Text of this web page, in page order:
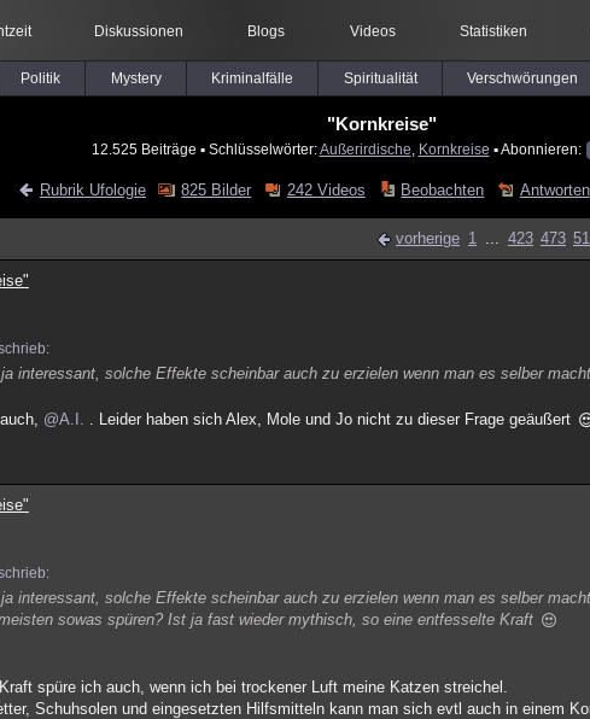
Diskussionen Blogs Videos Statistiken
Politik Mystery Kriminalfälle Spiritualität Verschwörungen
"Kornkreise"
12.525 Beiträge ▪ Schlüsselwörter:Außerirdische Kornkreise ▪ Abonnieren:
Rubrik Ufologie 825 Bilder 242 Videos Beobachten Antworten
vorherige 1 ... 423 473
interessant, solche Effekte scheinbar auch zu erzielen wenn man es selber macht
@A.I. . Leider haben sich Alex, Mole und Jo nicht zu dieser Frage geäußert
interessant, solche Effekte scheinbar auch zu erzielen wenn man es selber macht
sowas spüren? Ist ja fast wieder mythisch, so eine entfesselte Kraft
spüre ich auch, wenn ich bei trockener Luft meine Katzen streichel.
Schuhsolen und eingesetzten Hilfsmitteln kann man sich evtl auch in einem